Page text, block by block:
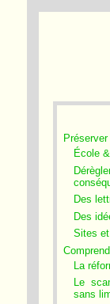
École
Des
Des
Sites et
La
Le
sans